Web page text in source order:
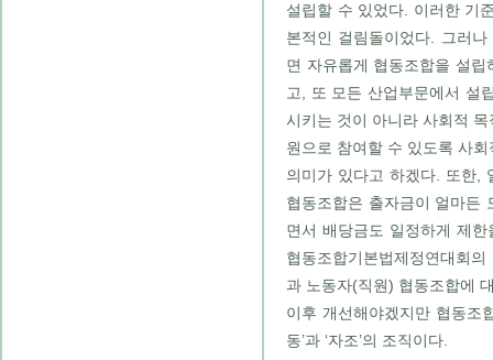
설립할 수 있었다. 이러한 기
본적인 걸림돌이었다. 그러
면 자유롭게 협동조합을 설
고, 또 모든 산업부문에서 설
시키는 것이 아니라 사회적
원으로 참여할 수 있도록 사
의미가 있다고 하겠다. 또한,
협동조합은 출자금이 얼마든
면서 배당금도 일정하게 제
협동조합기본법제정연대회
과 노동자(직원) 협동조합에
이후 개선해야겠지만 협동조
동’과 ‘자조’의 조직이다.